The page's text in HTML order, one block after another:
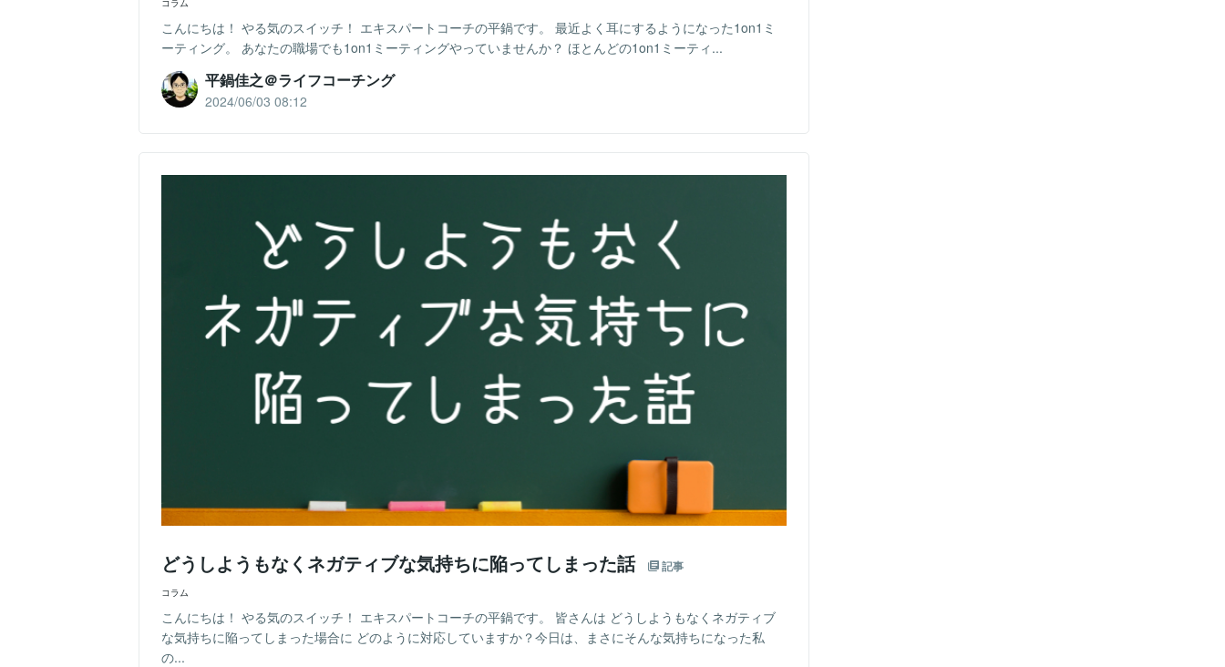
こんにちは！ やる気のスイッチ！ エキスパートコーチの平鍋です。 最近よく耳にするようになった1on1ミ
ーティング。 あなたの職場でも1on1ミーティングやっていませんか？ ほとんどの1on1ミーティ...
平鍋佳之＠ライフコーチング
2024/06/03 08:12
どうしようもなくネガティブな気持ちに陥ってしまった話 記事
コラム
こんにちは！ やる気のスイッチ！ エキスパートコーチの平鍋です。 皆さんは どうしようもなくネガティブ
な気持ちに陥ってしまった場合に どのように対応していますか？今日は、まさにそんな気持ちになった私
の...